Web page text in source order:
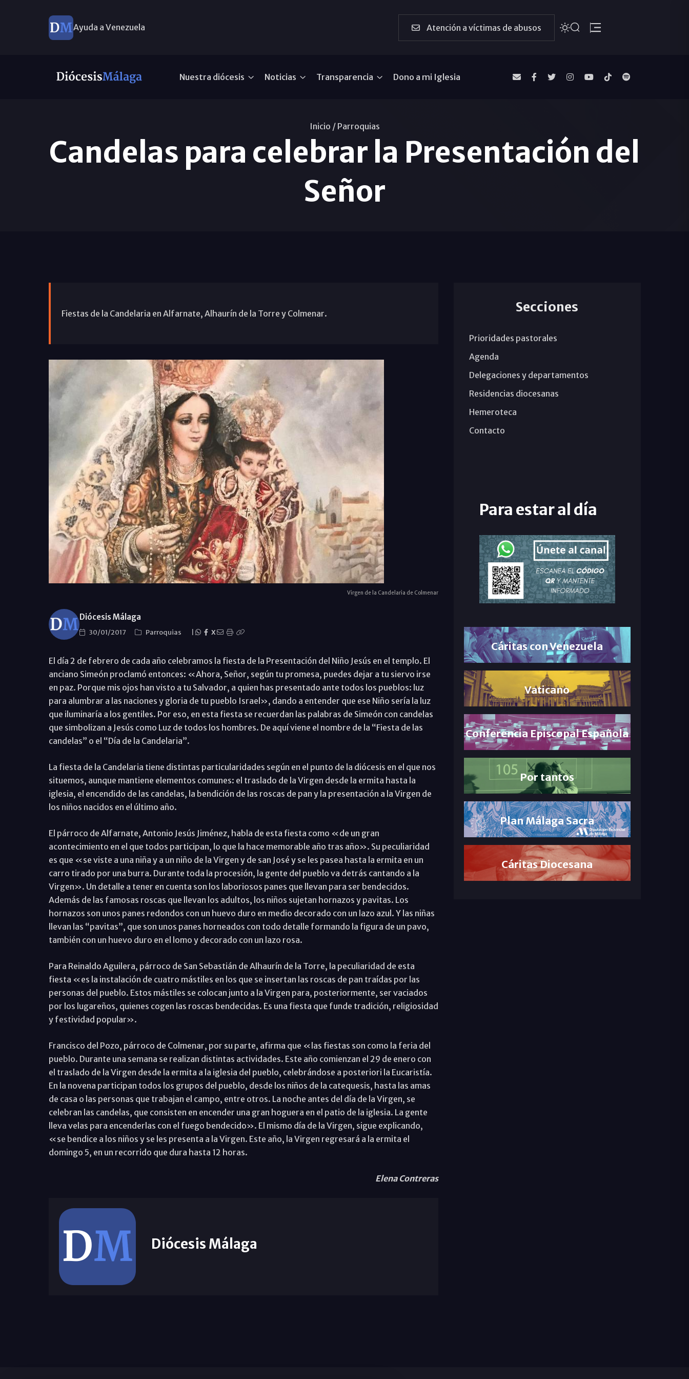
Ayuda a Venezuela Atención a víctimas de abusos
Nuestra diócesis Noticias Transparencia Dono a mi Iglesia
Inicio / Parroquias
Candelas para celebrar la Presentación del
Señor
Fiestas de la Candelaria en Alfarnate, Alhaurín de la Torre y Colmenar.
Virgen de la Candelaria de Colmenar
Diócesis Málaga
30/01/2017 Parroquias X
El día 2 de febrero de cada año celebramos la fiesta de la Presentación del Niño Jesús en el templo. El
anciano Simeón proclamó entonces: «Ahora, Señor, según tu promesa, puedes dejar a tu siervo irse
en paz. Porque mis ojos han visto a tu Salvador, a quien has presentado ante todos los pueblos: luz
para alumbrar a las naciones y gloria de tu pueblo Israel», dando a entender que ese Niño sería la luz
que iluminaría a los gentiles. Por eso, en esta fiesta se recuerdan las palabras de Simeón con candelas
que simbolizan a Jesús como Luz de todos los hombres. De aquí viene el nombre de la “Fiesta de las
candelas” o el “Día de la Candelaria”.
La fiesta de la Candelaria tiene distintas particularidades según en el punto de la diócesis en el que nos
situemos, aunque mantiene elementos comunes: el traslado de la Virgen desde la ermita hasta la
iglesia, el encendido de las candelas, la bendición de las roscas de pan y la presentación a la Virgen de
los niños nacidos en el último año.
El párroco de Alfarnate, Antonio Jesús Jiménez, habla de esta fiesta como «de un gran
acontecimiento en el que todos participan, lo que la hace memorable año tras año». Su peculiaridad
es que «se viste a una niña y a un niño de la Virgen y de san José y se les pasea hasta la ermita en un
carro tirado por una burra. Durante toda la procesión, la gente del pueblo va detrás cantando a la
Virgen». Un detalle a tener en cuenta son los laboriosos panes que llevan para ser bendecidos.
Además de las famosas roscas que llevan los adultos, los niños sujetan hornazos y pavitas. Los
hornazos son unos panes redondos con un huevo duro en medio decorado con un lazo azul. Y las niñas
llevan las “pavitas”, que son unos panes horneados con todo detalle formando la figura de un pavo,
también con un huevo duro en el lomo y decorado con un lazo rosa.
Para Reinaldo Aguilera, párroco de San Sebastián de Alhaurín de la Torre, la peculiaridad de esta
fiesta «es la instalación de cuatro mástiles en los que se insertan las roscas de pan traídas por las
personas del pueblo. Estos mástiles se colocan junto a la Virgen para, posteriormente, ser vaciados
por los lugareños, quienes cogen las roscas bendecidas. Es una fiesta que funde tradición, religiosidad
y festividad popular».
Francisco del Pozo, párroco de Colmenar, por su parte, afirma que «las fiestas son como la feria del
pueblo. Durante una semana se realizan distintas actividades. Este año comienzan el 29 de enero con
el traslado de la Virgen desde la ermita a la iglesia del pueblo, celebrándose a posteriori la Eucaristía.
En la novena participan todos los grupos del pueblo, desde los niños de la catequesis, hasta las amas
de casa o las personas que trabajan el campo, entre otros. La noche antes del día de la Virgen, se
celebran las candelas, que consisten en encender una gran hoguera en el patio de la iglesia. La gente
lleva velas para encenderlas con el fuego bendecido». El mismo día de la Virgen, sigue explicando,
«se bendice a los niños y se les presenta a la Virgen. Este año, la Virgen regresará a la ermita el
domingo 5, en un recorrido que dura hasta 12 horas.
Elena Contreras
Diócesis Málaga
Secciones
Prioridades pastorales
Agenda
Delegaciones y departamentos
Residencias diocesanas
Hemeroteca
Contacto
Para estar al día
Cáritas con Venezuela
Vaticano
Conferencia Episcopal Española
Por tantos
Plan Málaga Sacra
Cáritas Diocesana